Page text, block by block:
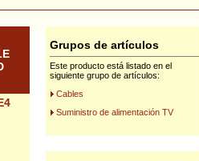
Grupos de artículos
Este producto está listado en el
siguiente grupo de artículos:
Cables
Suministro de alimentación TV